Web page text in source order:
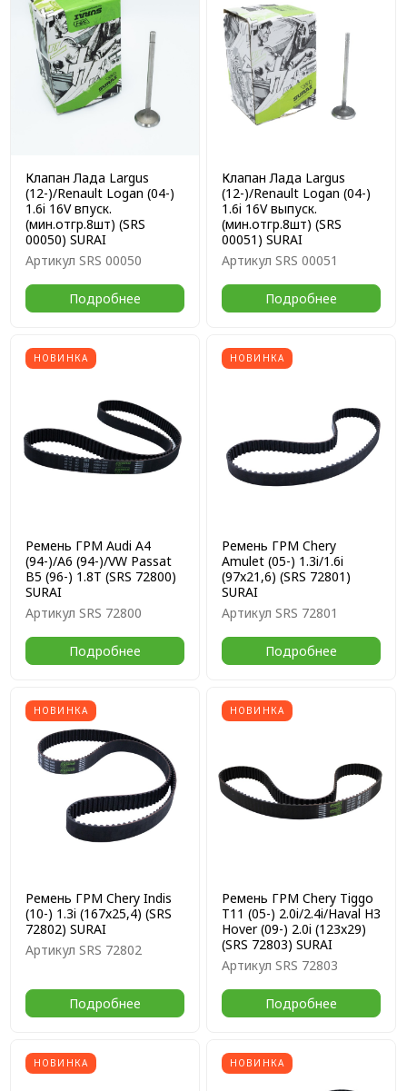
для уменьшения износа и шума в соответствие с ОЕМ
стандартами;
многоступенчатый контроль
— на стадии отбора EPDM
сырья и в процессе производства. Готовый продукт проходит
проверку на выполнение требований ISO и TS16949;
испытания на маслобензостойкость, термоустойчивость
и прочность
— статическое и динамическое тестирование в
соответствии с международными стандартами GB/T10716-2012.
ремни ГРМ и привода агрегатов в розницу или оптом по выгодной
цене, выберите необходимые позиции в каталоге на официальном
сайтеSURAIв интернете.
Клапан Лада Largus
(12-)/Renault Logan (04-)
1.6i 16V впуск.
(мин.отгр.8шт) (SRS
00050) SURAI
Артикул SRS 00050
Подробнее
Клапан Лада Largus
(12-)/Renault Logan (04-)
1.6i 16V выпуск.
(мин.отгр.8шт) (SRS
00051) SURAI
Артикул SRS 00051
Подробнее
НОВИНКА
Ремень ГРМ Audi A4
(94-)/A6 (94-)/VW Passat
B5 (96-) 1.8T (SRS 72800)
SURAI
Артикул SRS 72800
Подробнее
НОВИНКА
Ремень ГРМ Chery
Amulet (05-) 1.3i/1.6i
(97x21,6) (SRS 72801)
SURAI
Артикул SRS 72801
Подробнее
НОВИНКА
Ремень ГРМ Chery Indis
(10-) 1.3i (167x25,4) (SRS
72802) SURAI
Артикул SRS 72802
Подробнее
НОВИНКА
Ремень ГРМ Chery Tiggo
T11 (05-) 2.0i/2.4i/Haval H3
Hover (09-) 2.0i (123x29)
(SRS 72803) SURAI
Артикул SRS 72803
Подробнее
НОВИНКА НОВИНКА